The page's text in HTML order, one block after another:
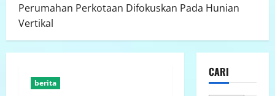
Perumahan Perkotaan Difokuskan Pada Hunian
Vertikal
berita
CARI